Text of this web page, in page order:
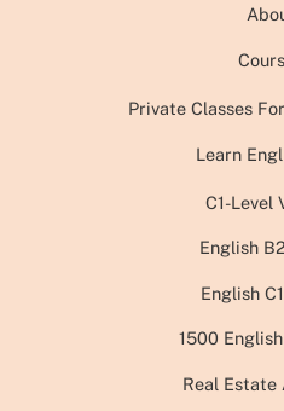
Private Classes
Learn
C1-Level
English
English
1500
Real Estate